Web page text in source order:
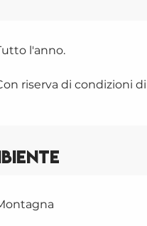
l'anno.
riserva di condizioni